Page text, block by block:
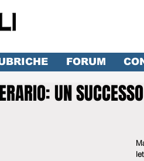
FORUM
UN
su 5.